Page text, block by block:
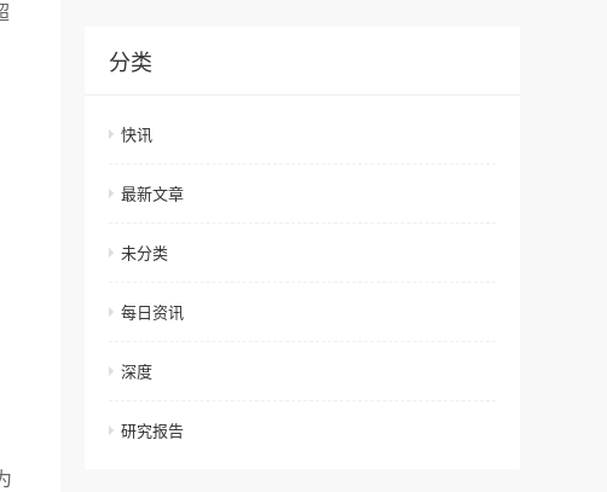
分类
快讯
最新文章
未分类
每日资讯
深度
研究报告